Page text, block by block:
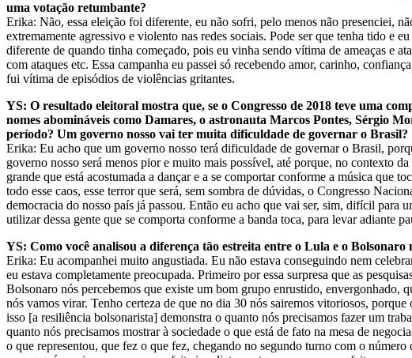
uma votação retumbante?
Erika: Não, essa eleição foi diferente, eu não sofri, pelo menos não presenciei,
extremamente agressivo e violento nas redes sociais. Pode ser que tenha tido e
diferente de quando tinha começado, pois eu vinha sendo vítima de ameaças e
com ataques etc. Essa campanha eu passei só recebendo amor, carinho,
fui vítima de episódios de violências gritantes.
YS: O resultado eleitoral mostra que, se o Congresso de 2018 teve uma
nomes abomináveis como Damares, o astronauta Marcos Pontes, Sérgio
período? Um governo nosso vai ter muita dificuldade de governar o Brasil?
Erika: Eu acho que um governo nosso terá dificuldade de governar o Brasil,
governo nosso será menos pior e muito mais possível, até porque, no contexto
grande que está acostumada a dançar e a se comportar conforme a música que
todo esse caos, esse terror que será, sem sombra de dúvidas, o Congresso
democracia do nosso país já passou. Então eu acho que vai ser, sim, difícil para
utilizar dessa gente que se comporta conforme a banda toca, para levar adiante
YS: Como você analisou a diferença tão estreita entre o Lula e o
Erika: Eu acompanhei muito angustiada. Eu não estava conseguindo nem
eu estava completamente preocupada. Primeiro por essa surpresa que as
Bolsonaro nós percebemos que existe um bom grupo enrustido, envergonhado,
nós vamos virar. Tenho certeza de que no dia 30 nós sairemos vitoriosos,
isso [a resiliência bolsonarista] demonstra o quanto nós precisamos fazer um
quanto nós precisamos mostrar à sociedade o que está de fato na mesa de
o que representou, que fez o que fez, chegando no segundo turno com o